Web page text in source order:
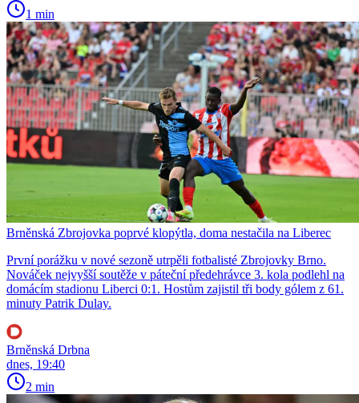
1 min
Brněnská Zbrojovka poprvé klopýtla, doma nestačila na Liberec
První porážku v nové sezoně utrpěli fotbalisté Zbrojovky Brno.
Nováček nejvyšší soutěže v páteční předehrávce 3. kola podlehl na
domácím stadionu Liberci 0:1. Hostům zajistil tři body gólem z 61.
minuty Patrik Dulay.
Brněnská Drbna
dnes, 19:40
2 min